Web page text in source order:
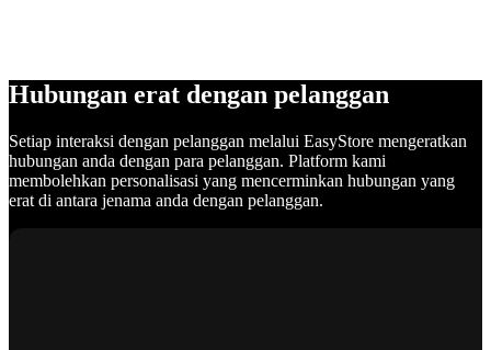
Hubungan erat dengan pelanggan
Setiap interaksi dengan pelanggan melalui EasyStore mengeratkan
hubungan anda dengan para pelanggan. Platform kami
membolehkan personalisasi yang mencerminkan hubungan yang
erat di antara jenama anda dengan pelanggan.